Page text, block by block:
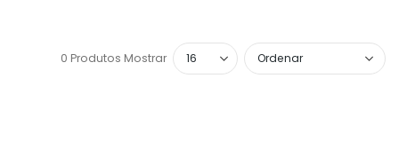
0 Produtos Mostrar